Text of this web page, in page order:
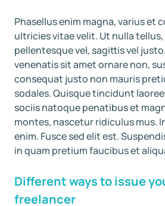
Phasellus enim magna, varius et
ultricies vitae velit. Ut nulla
pellentesque vel, sagittis vel
venenatis sit amet ornare non,
consequat justo non mauris
sodales. Quisque tincidunt
sociis natoque penatibus et
montes, nascetur ridiculus mus.
enim. Fusce sed elit est.
in quam pretium faucibus et
Different ways to issue
freelancer